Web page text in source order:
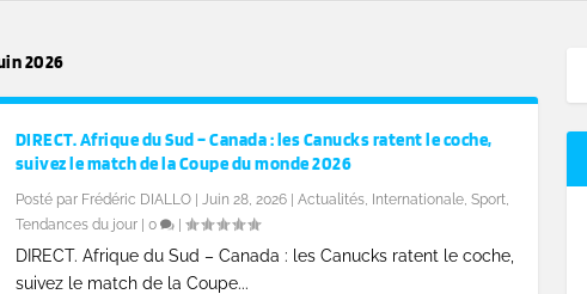
2026
DIRECT. Afrique du Sud – Canada : les Canucks ratent le coche,
suivez le match de la Coupe du monde 2026
Posté par Frédéric DIALLO| Juin 28, 2026| Actualités, Internationale, Sport,
Tendances du jour| 0 |
DIRECT. Afrique du Sud – Canada : les Canucks ratent le coche,
suivez le match de la Coupe...